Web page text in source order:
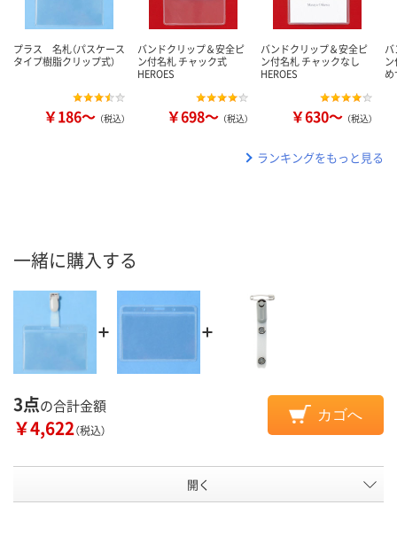
プラス 名札（パスケース
タイプ樹脂クリップ式）
￥186～ （税込）
バンドクリップ＆安全ピ
ン付名札 チャック式
HEROES
￥698～ （税込）
バンドクリップ＆安全ピ
ン付名札 チャックなし
HEROES
￥630～ （税込）
ランキングをもっと見る
一緒に購入する
3点の合計金額
￥4,622（税込）
カゴへ
開く